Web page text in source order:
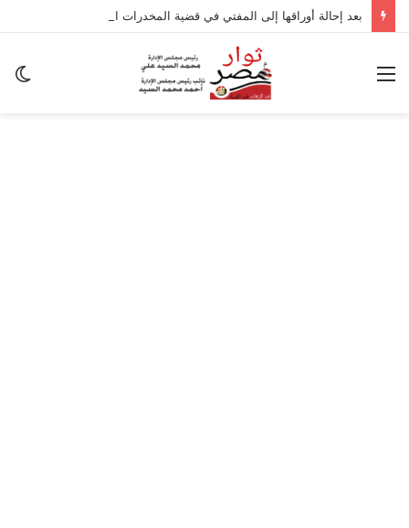
القائمة